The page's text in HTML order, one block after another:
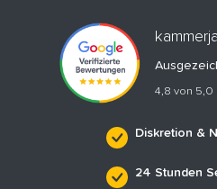
4,8 von 5,0
Diskretion &
24 Stunden